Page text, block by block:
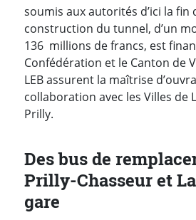
soumis aux autorités d’ici la fin
construction du tunnel, d’un
136 millions de francs, est
Confédération et le Canton de
LEB assurent la maîtrise
collaboration avec les Villes de
Prilly.
Des bus de
Prilly-Chasseur et
gare